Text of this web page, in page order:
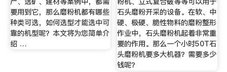
要用到它，那么磨粉机都有哪些
种类可选，如何选型才能选中可
靠的机型呢？本文将为您简单介
绍 …
石头磨粉开采的设备。在软、中
硬、极硬、脆性物料的磨粉整形
作业中，石头磨粉机起着非常重
要的作用。那么一个小时50T石
头磨粉机要多大机器？需要多少
钱呢？